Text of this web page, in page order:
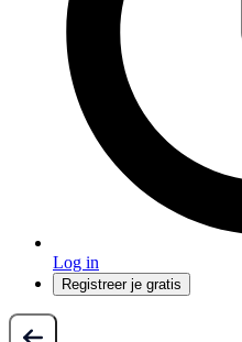
Log in
Registreer je gratis